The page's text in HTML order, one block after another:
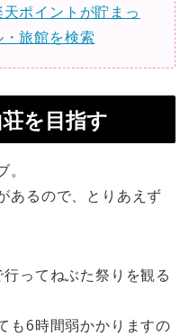
ポイントが貯まっ
旅館を検索
を目指す
あるので、とりあえず
ってねぶた祭りを観る
も6時間弱かかりますの